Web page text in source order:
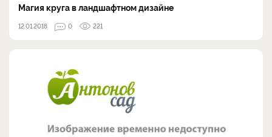
Магия круга в ландшафтном дизайне
12.01.2018 0 221